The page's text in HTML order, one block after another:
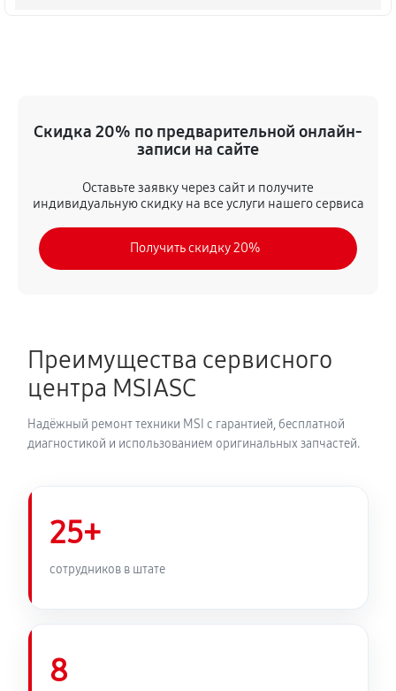
Скидка 20% по предварительной онлайн-
записи на сайте
Оставьте заявку через сайт и получите
индивидуальную скидку на все услуги нашего сервиса
Получить скидку 20%
Преимущества сервисного
центра MSIASC
Надёжный ремонт техники MSI с гарантией, бесплатной
диагностикой и использованием оригинальных запчастей.
25+
сотрудников в штате
8